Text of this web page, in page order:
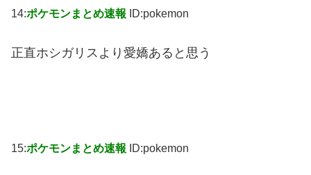
14:ポケモンまとめ速報 ID:pokemon
正直ホシガリスより愛嬌あると思う
15:ポケモンまとめ速報 ID:pokemon